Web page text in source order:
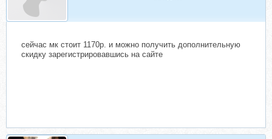
сейчас мк стоит 1170р. и можно получить дополнительную
скидку зарегистрировавшись на сайте